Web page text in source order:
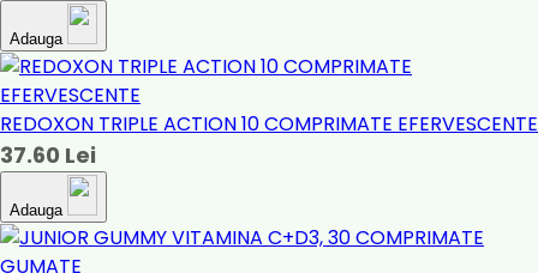
Adauga
REDOXON TRIPLE ACTION 10 COMPRIMATE EFERVESCENTE
37.60 Lei
Adauga